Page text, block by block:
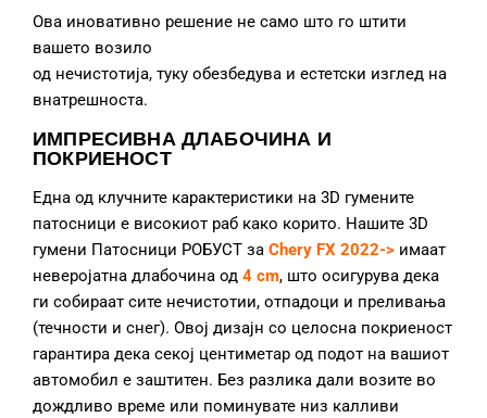
Ова иновативно решение не само што го штити
вашето возило
од нечистотија, туку обезбедува и естетски изглед на
внатрешноста.
ИМПРЕСИВНА ДЛАБОЧИНА И
ПОКРИЕНОСТ
Една од клучните карактеристики на 3D гумените
патосници е високиот раб како корито. Нашите 3D
гумени Патосници РОБУСТ за Chery FX 2022-> имаат
неверојатна длабочина од 4 cm, што осигурува дека
ги собираат сите нечистотии, отпадоци и преливања
(течности и снег). Овој дизајн со целосна покриеност
гарантира дека секој центиметар од подот на вашиот
автомобил е заштитен. Без разлика дали возите во
дождливо време или поминувате низ калливи